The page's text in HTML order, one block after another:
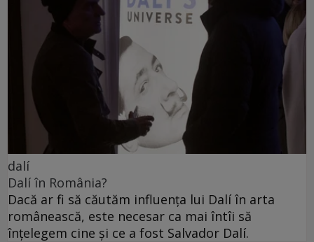
dalí
Dalí în România?
Dacă ar fi să căutăm influența lui Dalí în arta
românească, este necesar ca mai întîi să
înțelegem cine și ce a fost Salvador Dalí.